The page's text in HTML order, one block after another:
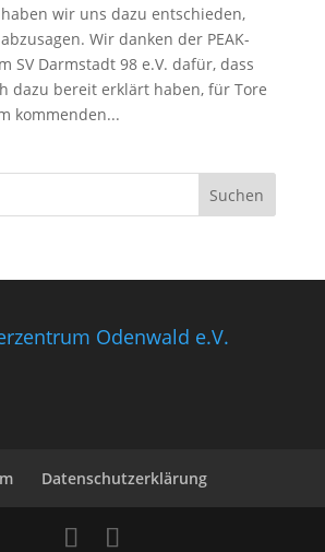
wir uns dazu entschieden,
Wir danken der PEAK-
SV Darmstadt 98 e.V. dafür, dass
dazu bereit erklärt haben, für Tore
kommenden...
Odenwald e.V.
Datenschutzerklärung